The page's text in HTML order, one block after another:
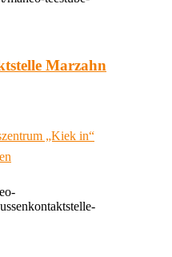
Marzahn
„Kiek in“